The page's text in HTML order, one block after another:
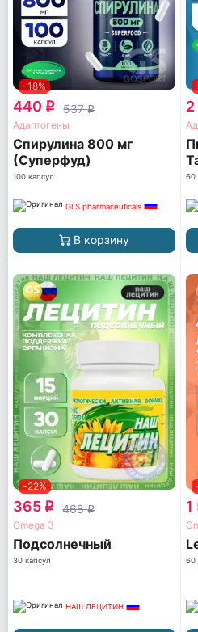
-18%
440 q 537q
Адаптогены
Спирулина 800 мг
(Суперфуд)
100 капсул
GLS pharmaceuticals
В корзину
2
60
-22%
365 q 468q
Omega 3
Подсолнечный
30 капсул
НАШ ЛЕЦИТИН
1
60